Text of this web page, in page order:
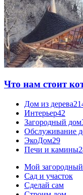
Что нам стоит
Дом из дерева
Интерьер42
Загородный дом
Обслуживание
ЭкоДом29
Печи и камины
Мой
Сад и участок
Сделай сам